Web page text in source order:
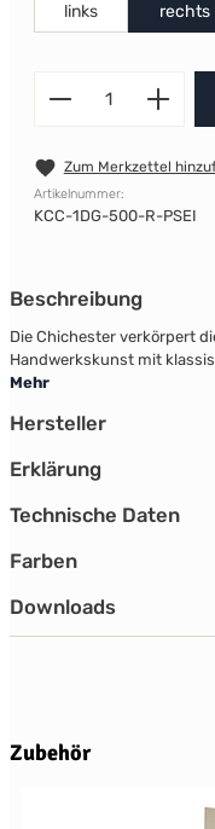
links rechts
Zum Merkzettel
Artikelnummer:
KCC-1DG-500-R-PSEI
Beschreibung
Die Chichester verkörpert
Handwerkskunst mit
Mehr
Hersteller
Erklärung
Technische Daten
Farben
Downloads
Produktgalerie überspringen
Zubehör